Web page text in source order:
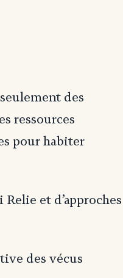
des
ressources
pour habiter
et d’approches
des vécus